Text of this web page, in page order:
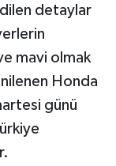
detaylar
mavi olmak
Honda
günü